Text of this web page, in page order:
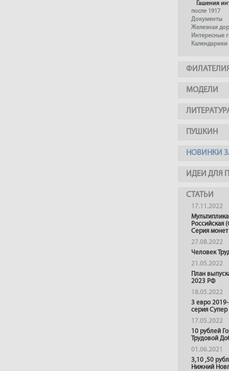
Гашения
после 1917
Документы
Железная
Интересные
Календарики
МОДЕЛИ
ПУШКИН
НОВИНКИ
ИДЕИ ДЛЯ
СТАТЬИ
17.11.2022
Российская
Серия монет
27.08.2022
Человек
21.05.2022
План
2023 РФ
18.05.2022
3 евро
серия
17.05.2022
10 рублей
Трудовой
01.06.2021
3,10 ,50
Нижний